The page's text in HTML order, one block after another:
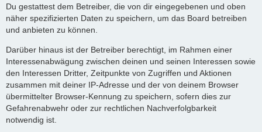
Du gestattest dem Betreiber, die von dir eingegebenen und oben
näher spezifizierten Daten zu speichern, um das Board betreiben
und anbieten zu können.
Darüber hinaus ist der Betreiber berechtigt, im Rahmen einer
Interessenabwägung zwischen deinen und seinen Interessen sowie
den Interessen Dritter, Zeitpunkte von Zugriffen und Aktionen
zusammen mit deiner IP-Adresse und der von deinem Browser
übermittelter Browser-Kennung zu speichern, sofern dies zur
Gefahrenabwehr oder zur rechtlichen Nachverfolgbarkeit
notwendig ist.